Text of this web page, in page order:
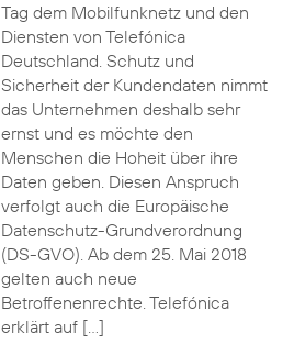
Tag dem Mobilfunknetz und den
Diensten von Telefónica
Deutschland. Schutz und
Sicherheit der Kundendaten nimmt
das Unternehmen deshalb sehr
ernst und es möchte den
Menschen die Hoheit über ihre
Daten geben. Diesen Anspruch
verfolgt auch die Europäische
Datenschutz-Grundverordnung
(DS-GVO). Ab dem 25. Mai 2018
gelten auch neue
Betroffenenrechte. Telefónica
erklärt auf […]